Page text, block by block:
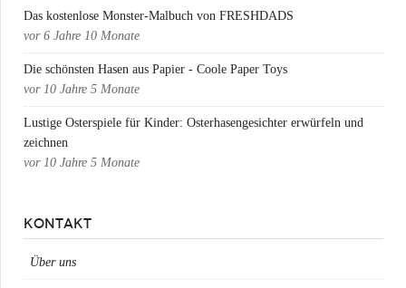
Das kostenlose Monster-Malbuch von FRESHDADS
vor 6 Jahre 10 Monate
Die schönsten Hasen aus Papier - Coole Paper Toys
vor 10 Jahre 5 Monate
Lustige Osterspiele für Kinder: Osterhasengesichter erwürfeln und
zeichnen
vor 10 Jahre 5 Monate
KONTAKT
Über uns